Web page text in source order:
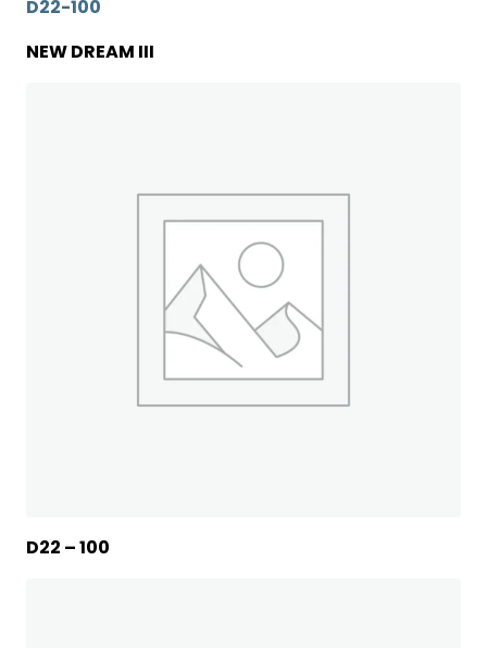
D22-100
NEW DREAM III
D22 – 100